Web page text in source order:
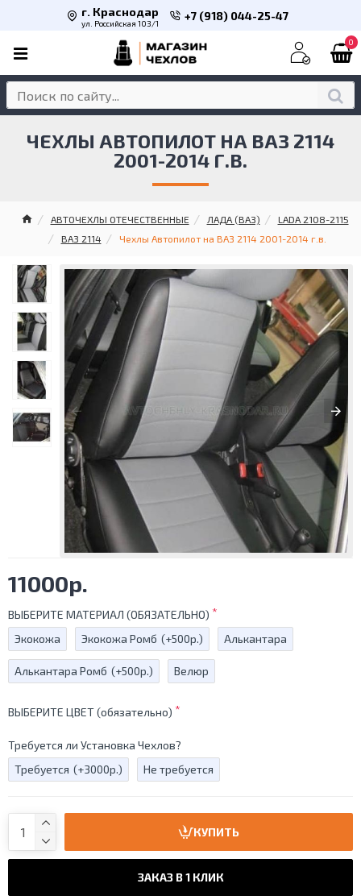
г. Краснодар
ул. Российская 103/1
+7 (918) 044-25-47
0
АВТОЧЕХЛЫ ОТЕЧЕСТВЕННЫЕ ЛАДА (ВАЗ)
LADA 2108-2115
ВАЗ 2114
Чехлы Автопилот на ВАЗ 2114 2001-2014 г.в.
ЧЕХЛЫ АВТОПИЛОТ НА ВАЗ 2114
2001-2014 Г.В.
11000р.
ВЫБЕРИТЕ МАТЕРИАЛ (ОБЯЗАТЕЛЬНО)
Экокожа
Экокожа Ромб (+500р.) Алькантара
Алькантара Ромб (+500р.) Велюр
ВЫБЕРИТЕ ЦВЕТ (обязательно)
Требуется ли Установка Чехлов?
Требуется (+3000р.) Не требуется
КУПИТЬ
ЗАКАЗ В 1 КЛИК